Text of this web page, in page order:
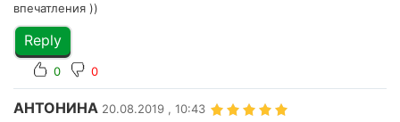
впечатления ))
Reply
0 0
АНТОНИНА 20.08.2019 , 10:43